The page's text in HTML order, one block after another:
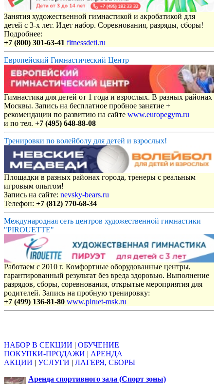
Занятия художественной гимнастикой и акробатикой для
детей с 3-х лет. Идет набор. Соревнования, разряды, сборы!
Подробнее:
+7 (800) 301-63-41 fitnessdeti.ru
Европейский Гимнастический Центр
Гимнастика для детей от 1 года и взрослых. В разных районах
Москвы. Запись на бесплатное пробное занятие +
рекомендации по развитию на сайте www.europegym.ru
и по тел. +7 (495) 648-88-08
Тренировки по волейболу для детей и взрослых!
Площадки в разных районах города, тренеры с реальным
игровым опытом!
Запись на сайте: nevsky-bears.ru
Телефон: +7 (812) 770-68-34
Международная сеть центров художественной гимнастики
"PIROUETTE"
Работаем с 2010 г. Комфортные оборудованные центры,
гарантированный результат без вреда здоровью. Выполнение
разрядов, сборы, соревнования, открытые мероприятия для
родителей. Запись на пробную тренировку:
+7 (499) 136-81-80 www.piruet-msk.ru
НАБОР В СЕКЦИИ | ОБУЧЕНИЕ
ПОКУПКИ-ПРОДАЖИ | АРЕНДА
АКЦИИ | УСЛУГИ | ЛАГЕРЯ, СБОРЫ
Аренда спортивного зала (Спорт зоны)